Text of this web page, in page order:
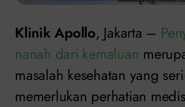
Klinik Apollo, Jakarta –
nanah dari kemaluan
masalah kesehatan yang
memerlukan perhatian